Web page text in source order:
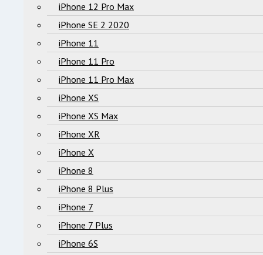
iPhone 12 Pro Max
iPhone SE 2 2020
iPhone 11
iPhone 11 Pro
iPhone 11 Pro Max
iPhone XS
iPhone XS Max
iPhone XR
iPhone X
iPhone 8
iPhone 8 Plus
iPhone 7
iPhone 7 Plus
iPhone 6S